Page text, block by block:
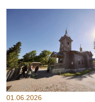
01.06.2026